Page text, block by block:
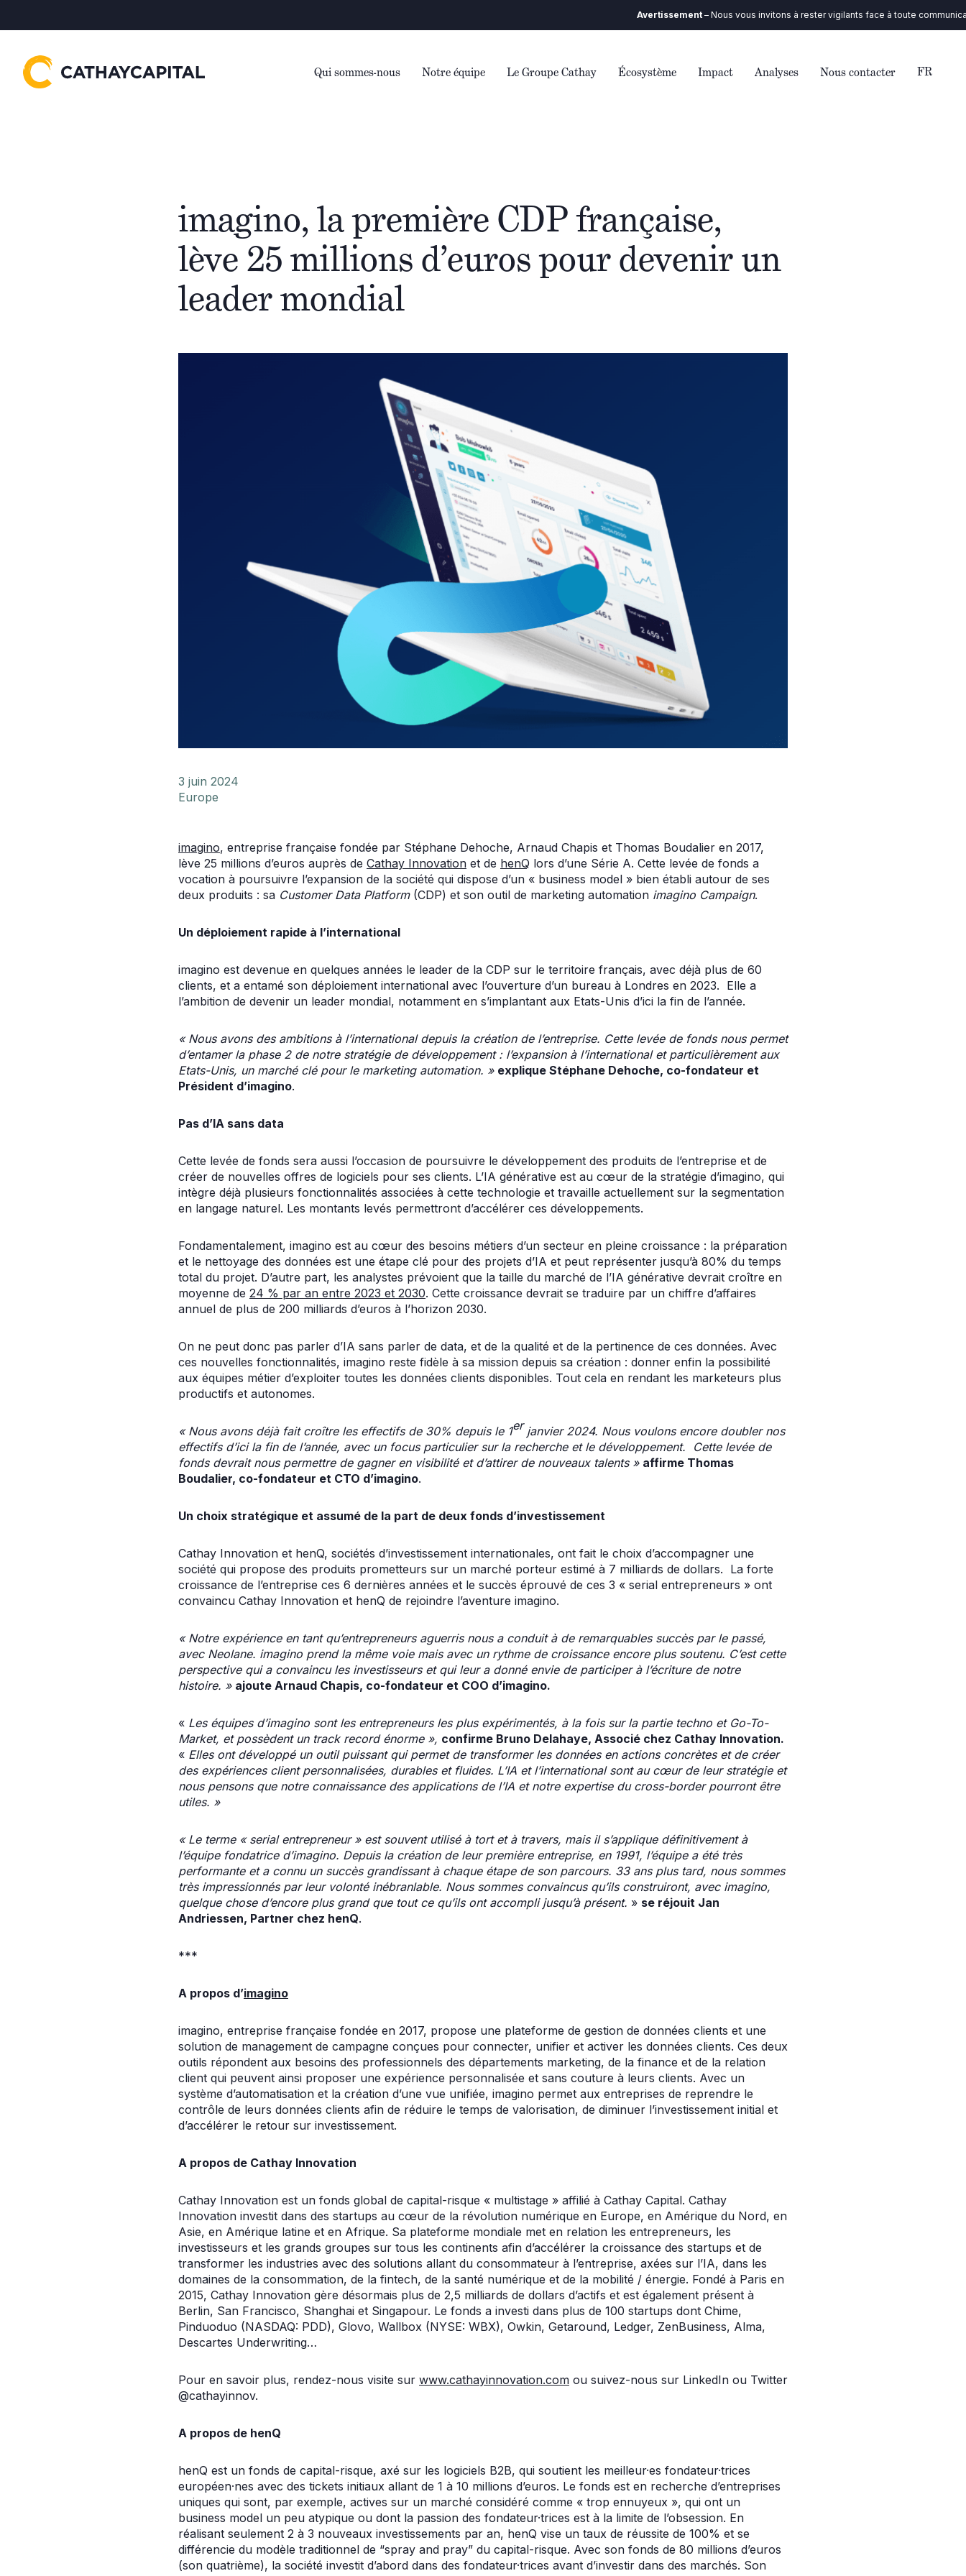
Avertissement– Nous vous invitons à rester vigilants face à toute communication que
Qui sommes-nous Notre équipe Le Groupe Cathay Écosystème Impact Analyses Nous contacter FR
imagino, la première CDP française,
lève 25 millions d’euros pour devenir un
leader mondial
3 juin 2024
Europe
imagino, entreprise française fondée par Stéphane Dehoche, Arnaud Chapis et Thomas Boudalier en 2017,
lève 25 millions d’euros auprès de Cathay Innovation et de henQ lors d’une Série A. Cette levée de fonds a
vocation à poursuivre l’expansion de la société qui dispose d’un « business model » bien établi autour de ses
deux produits : sa Customer Data Platform(CDP) et son outil de marketing automation imagino Campaign.
Un déploiement rapide à l’international
imagino est devenue en quelques années le leader de la CDP sur le territoire français, avec déjà plus de 60
clients, et a entamé son déploiement international avec l’ouverture d’un bureau à Londres en 2023. Elle a
l’ambition de devenir un leader mondial, notamment en s’implantant aux Etats-Unis d’ici la fin de l’année.
« Nous avons des ambitions à l’international depuis la création de l’entreprise. Cette levée de fonds nous permet
d’entamer la phase 2 de notre stratégie de développement : l’expansion à l’international et particulièrement aux
Etats-Unis, un marché clé pour le marketing automation. » explique Stéphane Dehoche, co-fondateur et
Président d’imagino.
Pas d’IA sans data
Cette levée de fonds sera aussi l’occasion de poursuivre le développement des produits de l’entreprise et de
créer de nouvelles offres de logiciels pour ses clients. L’IA générative est au cœur de la stratégie d’imagino, qui
intègre déjà plusieurs fonctionnalités associées à cette technologie et travaille actuellement sur la segmentation
en langage naturel. Les montants levés permettront d’accélérer ces développements.
Fondamentalement, imagino est au cœur des besoins métiers d’un secteur en pleine croissance : la préparation
et le nettoyage des données est une étape clé pour des projets d’IA et peut représenter jusqu’à 80% du temps
total du projet. D’autre part, les analystes prévoient que la taille du marché de l’IA générative devrait croître en
moyenne de 24 % par an entre 2023 et 2030. Cette croissance devrait se traduire par un chiffre d’affaires
annuel de plus de 200 milliards d’euros à l’horizon 2030.
On ne peut donc pas parler d’IA sans parler de data, et de la qualité et de la pertinence de ces données. Avec
ces nouvelles fonctionnalités, imagino reste fidèle à sa mission depuis sa création : donner enfin la possibilité
aux équipes métier d’exploiter toutes les données clients disponibles. Tout cela en rendant les marketeurs plus
productifs et autonomes.
« Nous avons déjà fait croître les effectifs de 30% depuis le 1er janvier 2024. Nous voulons encore doubler nos
effectifs d’ici la fin de l’année, avec un focus particulier sur la recherche et le développement. Cette levée de
fonds devrait nous permettre de gagner en visibilité et d’attirer de nouveaux talents » affirme Thomas
Boudalier, co-fondateur et CTO d’imagino.
Un choix stratégique et assumé de la part de deux fonds d’investissement
Cathay Innovation et henQ, sociétés d’investissement internationales, ont fait le choix d’accompagner une
société qui propose des produits prometteurs sur un marché porteur estimé à 7 milliards de dollars. La forte
croissance de l’entreprise ces 6 dernières années et le succès éprouvé de ces 3 « serial entrepreneurs » ont
convaincu Cathay Innovation et henQ de rejoindre l’aventure imagino.
« Notre expérience en tant qu’entrepreneurs aguerris nous a conduit à de remarquables succès par le passé,
avec Neolane. imagino prend la même voie mais avec un rythme de croissance encore plus soutenu. C’est cette
perspective qui a convaincu les investisseurs et qui leur a donné envie de participer à l’écriture de notre
histoire. » ajoute Arnaud Chapis, co-fondateur et COO d’imagino.
« Les équipes d’imagino sont les entrepreneurs les plus expérimentés, à la fois sur la partie techno et Go-To-
Market, et possèdent un track record énorme », confirme Bruno Delahaye, Associé chez Cathay Innovation.
« Elles ont développé un outil puissant qui permet de transformer les données en actions concrètes et de créer
des expériences client personnalisées, durables et fluides. L’IA et l’international sont au cœur de leur stratégie et
nous pensons que notre connaissance des applications de l’IA et notre expertise du cross-border pourront être
utiles. »
« Le terme « serial entrepreneur » est souvent utilisé à tort et à travers, mais il s’applique définitivement à
l’équipe fondatrice d’imagino. Depuis la création de leur première entreprise, en 1991, l’équipe a été très
performante et a connu un succès grandissant à chaque étape de son parcours. 33 ans plus tard, nous sommes
très impressionnés par leur volonté inébranlable. Nous sommes convaincus qu’ils construiront, avec imagino,
quelque chose d’encore plus grand que tout ce qu’ils ont accompli jusqu’à présent. » se réjouit Jan
Andriessen, Partner chez henQ.
***
A propos d’imagino
imagino, entreprise française fondée en 2017, propose une plateforme de gestion de données clients et une
solution de management de campagne conçues pour connecter, unifier et activer les données clients. Ces deux
outils répondent aux besoins des professionnels des départements marketing, de la finance et de la relation
client qui peuvent ainsi proposer une expérience personnalisée et sans couture à leurs clients. Avec un
système d’automatisation et la création d’une vue unifiée, imagino permet aux entreprises de reprendre le
contrôle de leurs données clients afin de réduire le temps de valorisation, de diminuer l’investissement initial et
d’accélérer le retour sur investissement.
A propos de Cathay Innovation
Cathay Innovation est un fonds global de capital-risque « multistage » affilié à Cathay Capital. Cathay
Innovation investit dans des startups au cœur de la révolution numérique en Europe, en Amérique du Nord, en
Asie, en Amérique latine et en Afrique. Sa plateforme mondiale met en relation les entrepreneurs, les
investisseurs et les grands groupes sur tous les continents afin d’accélérer la croissance des startups et de
transformer les industries avec des solutions allant du consommateur à l’entreprise, axées sur l’IA, dans les
domaines de la consommation, de la fintech, de la santé numérique et de la mobilité / énergie. Fondé à Paris en
2015, Cathay Innovation gère désormais plus de 2,5 milliards de dollars d’actifs et est également présent à
Berlin, San Francisco, Shanghai et Singapour. Le fonds a investi dans plus de 100 startups dont Chime,
Pinduoduo (NASDAQ: PDD), Glovo, Wallbox (NYSE: WBX), Owkin, Getaround, Ledger, ZenBusiness, Alma,
Descartes Underwriting…
Pour en savoir plus, rendez-nous visite sur www.cathayinnovation.com ou suivez-nous sur LinkedIn ou Twitter
@cathayinnov.
A propos de henQ
henQ est un fonds de capital-risque, axé sur les logiciels B2B, qui soutient les meilleur·es fondateur·trices
européen·nes avec des tickets initiaux allant de 1 à 10 millions d’euros. Le fonds est en recherche d’entreprises
uniques qui sont, par exemple, actives sur un marché considéré comme « trop ennuyeux », qui ont un
business model un peu atypique ou dont la passion des fondateur·trices est à la limite de l’obsession. En
réalisant seulement 2 à 3 nouveaux investissements par an, henQ vise un taux de réussite de 100% et se
différencie du modèle traditionnel de “spray and pray” du capital-risque. Avec son fonds de 80 millions d’euros
(son quatrième), la société investit d’abord dans des fondateur·trices avant d’investir dans des marchés. Son